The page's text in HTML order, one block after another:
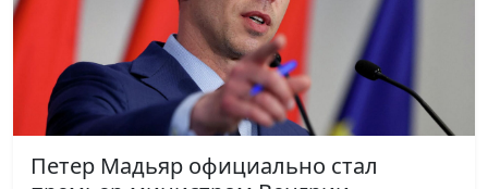
Петер Мадьяр официально стал